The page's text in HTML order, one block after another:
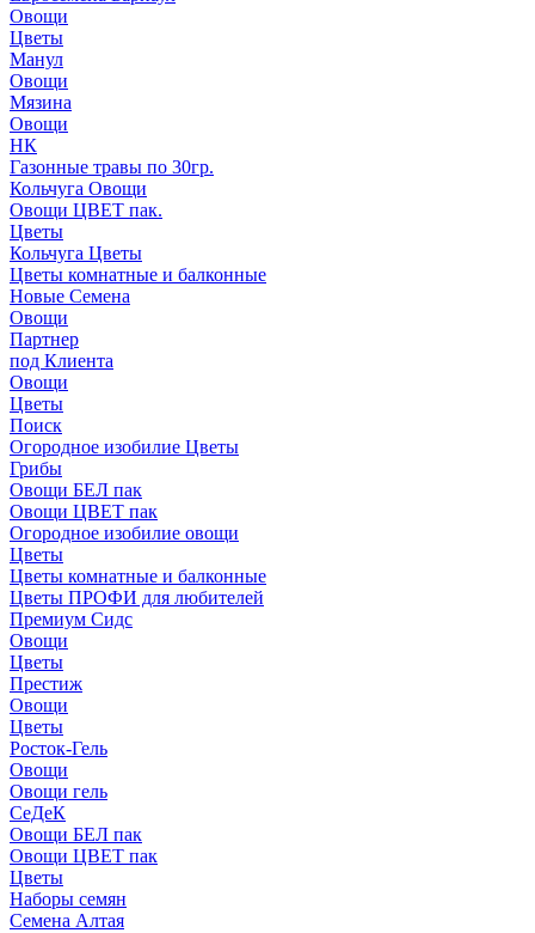
Овощи
Цветы
Манул
Овощи
Мязина
Овощи
НК
Газонные травы по 30гр.
Кольчуга Овощи
Овощи ЦВЕТ пак.
Цветы
Кольчуга Цветы
Цветы комнатные и балконные
Новые Семена
Овощи
Партнер
под Клиента
Овощи
Цветы
Поиск
Огородное изобилие Цветы
Грибы
Овощи БЕЛ пак
Овощи ЦВЕТ пак
Огородное изобилие овощи
Цветы
Цветы комнатные и балконные
Цветы ПРОФИ для любителей
Премиум Сидс
Овощи
Цветы
Престиж
Овощи
Цветы
Росток-Гель
Овощи
Овощи гель
СеДеК
Овощи БЕЛ пак
Овощи ЦВЕТ пак
Цветы
Наборы семян
Семена Алтая